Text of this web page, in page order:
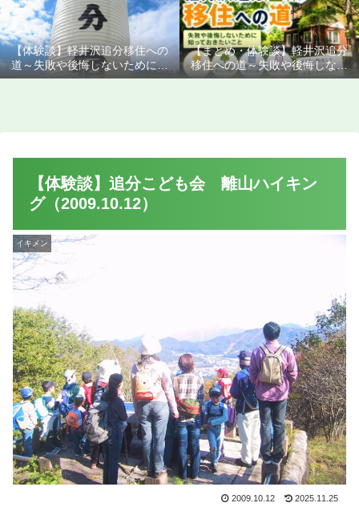
【体験談】軽井沢追分移住への
道～失敗や後悔しないために知
っておきたいこと
【まとめ・体験談】軽井沢追分
移住への道～失敗や後悔しない
ために知っておきたいこと
【体験談】追分こども会 離山ハイキン
グ（2009.10.12）
イキメン
2009.10.12 2025.11.25